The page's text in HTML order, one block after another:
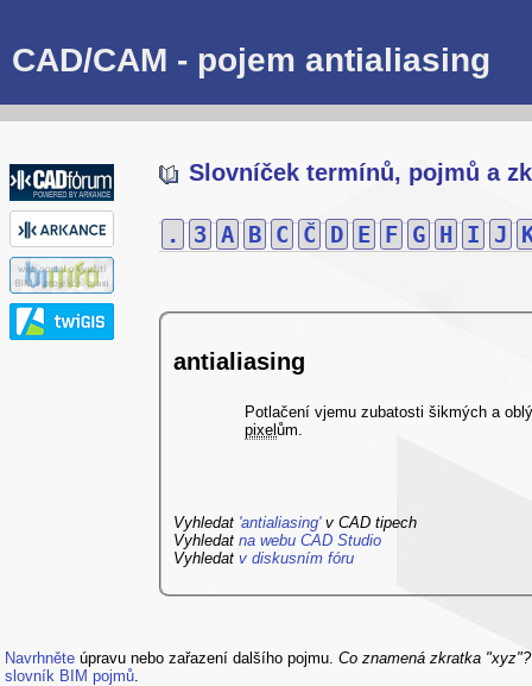
CAD/CAM - pojem antialiasing
Slovníček termínů, pojmů a
. 3 A B C Č D E F G H I J
antialiasing
Potlačení vjemu zubatosti šikmých a
pixel ům.
Vyhledat 'antialiasing'v CAD tipech
Vyhledat na webu CAD Studio
Vyhledat v diskusním fóru
Navrhněte úpravu nebo zařazení dalšího pojmu. Co znamená zkratka
slovník BIM pojmů